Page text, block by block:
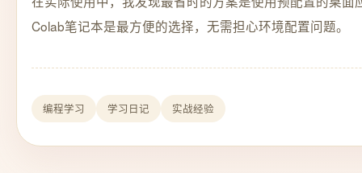
Colab笔记本是最方便的选择，无需担心环境配置问题。
编程学习 学习日记 实战经验